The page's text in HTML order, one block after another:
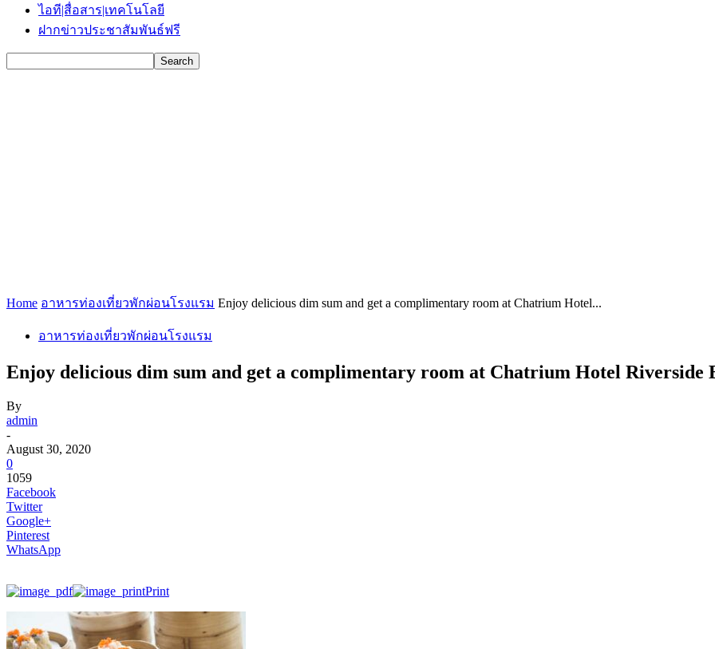
ไอที|สื่อสาร|เทคโนโลยี
ฝากข่าวประชาสัมพันธ์ฟรี
Home อาหารท่องเที่ยวพักผ่อนโรงแรม Enjoy delicious dim sum and get a complimentary room at Chatrium Hotel...
อาหารท่องเที่ยวพักผ่อนโรงแรม
Enjoy delicious dim sum and get a complimentary room at Chatrium Hotel Riverside
By
admin
-
August 30, 2020
0
1059
Facebook
Twitter
Google+
Pinterest
WhatsApp
Print